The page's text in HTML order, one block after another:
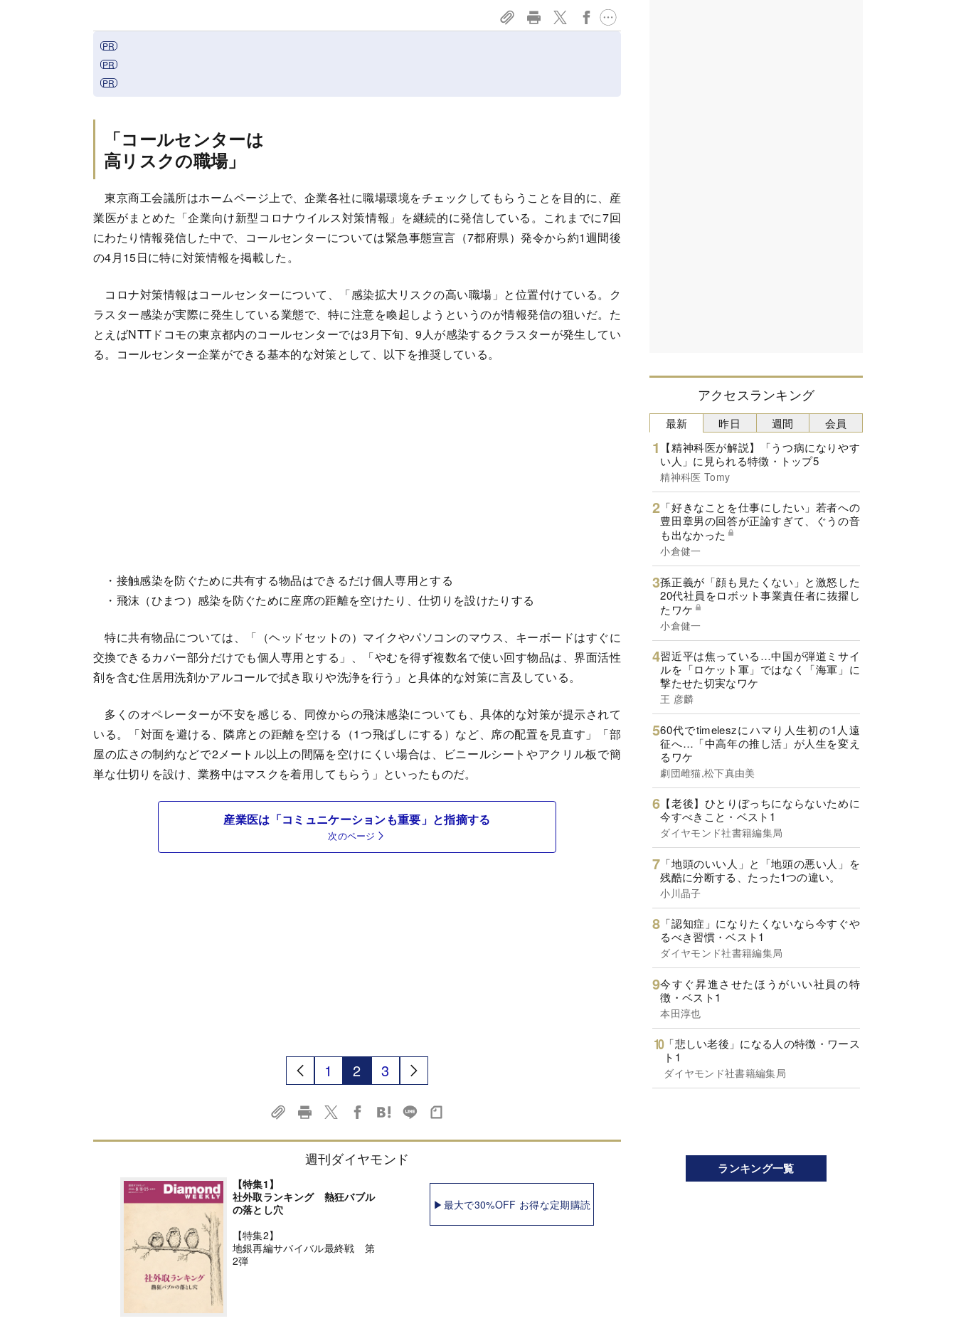
「コールセンターは
高リスクの職場」
東京商工会議所はホームページ上で、企業各社に職場環境をチェックしてもらうことを目的に、産
業医がまとめた「企業向け新型コロナウイルス対策情報」を継続的に発信している。これまでに7回
にわたり情報発信した中で、コールセンターについては緊急事態宣言（7都府県）発令から約1週間後
の4月15日に特に対策情報を掲載した。
コロナ対策情報はコールセンターについて、「感染拡大リスクの高い職場」と位置付けている。ク
ラスター感染が実際に発生している業態で、特に注意を喚起しようというのが情報発信の狙いだ。た
とえばNTTドコモの東京都内のコールセンターでは3月下旬、9人が感染するクラスターが発生してい
る。コールセンター企業ができる基本的な対策として、以下を推奨している。
・接触感染を防ぐために共有する物品はできるだけ個人専用とする
・飛沫（ひまつ）感染を防ぐために座席の距離を空けたり、仕切りを設けたりする
特に共有物品については、「（ヘッドセットの）マイクやパソコンのマウス、キーボードはすぐに
交換できるカバー部分だけでも個人専用とする」、「やむを得ず複数名で使い回す物品は、界面活性
剤を含む住居用洗剤かアルコールで拭き取りや洗浄を行う」と具体的な対策に言及している。
多くのオペレーターが不安を感じる、同僚からの飛沫感染についても、具体的な対策が提示されて
いる。「対面を避ける、隣席との距離を空ける（1つ飛ばしにする）など、席の配置を見直す」「部
屋の広さの制約などで2メートル以上の間隔を空けにくい場合は、ビニールシートやアクリル板で簡
単な仕切りを設け、業務中はマスクを着用してもらう」といったものだ。
産業医は「コミュニケーションも重要」と指摘する
次のページ
1 2 3
週刊ダイヤモンド
【特集1】
社外取ランキング 熱狂バブル
の落とし穴
【特集2】
地銀再編サバイバル最終戦 第
2弾
▶最大で30%OFF お得な定期購読
アクセスランキング
最新
【精神科医が解説】「うつ病になりやす
い人」に見られる特徴・トップ5
精神科医 Tomy
「好きなことを仕事にしたい」若者への
豊田章男の回答が正論すぎて、ぐうの音
も出なかった
小倉健一
孫正義が「顔も見たくない」と激怒した
20代社員をロボット事業責任者に抜擢し
たワケ
小倉健一
習近平は焦っている…中国が弾道ミサイ
ルを「ロケット軍」ではなく「海軍」に
撃たせた切実なワケ
王 彦麟
60代でtimeleszにハマり人生初の1人遠
征へ…「中高年の推し活」が人生を変え
るワケ
劇団雌猫,松下真由美
【老後】ひとりぼっちにならないために
今すべきこと・ベスト1
ダイヤモンド社書籍編集局
「地頭のいい人」と「地頭の悪い人」を
残酷に分断する、たった1つの違い。
小川晶子
「認知症」になりたくないなら今すぐや
るべき習慣・ベスト1
ダイヤモンド社書籍編集局
今すぐ昇進させたほうがいい社員の特
徴・ベスト1
本田淳也
「悲しい老後」になる人の特徴・ワース
ト1
ダイヤモンド社書籍編集局
昨日 週間 会員
ランキング一覧